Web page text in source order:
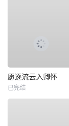
愿逐流云入卿怀
已完结